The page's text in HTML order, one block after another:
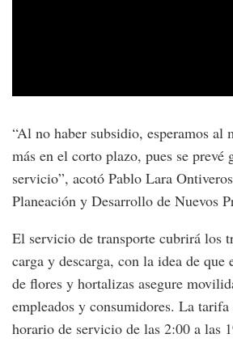
“Al no haber subsidio, esperamos al
más en el corto plazo, pues se prevé
servicio”, acotó Pablo Lara
Planeación y Desarrollo de Nuevos
El servicio de transporte cubrirá los
carga y descarga, con la idea de que
de flores y hortalizas asegure
empleados y consumidores. La tarifa
horario de servicio de las 2:00 a las